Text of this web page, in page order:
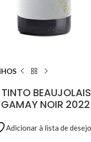
GAMAY NOIR
Adicionar à lista de